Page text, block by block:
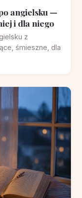
angielsku —
i dla niego
z
śmieszne, dla